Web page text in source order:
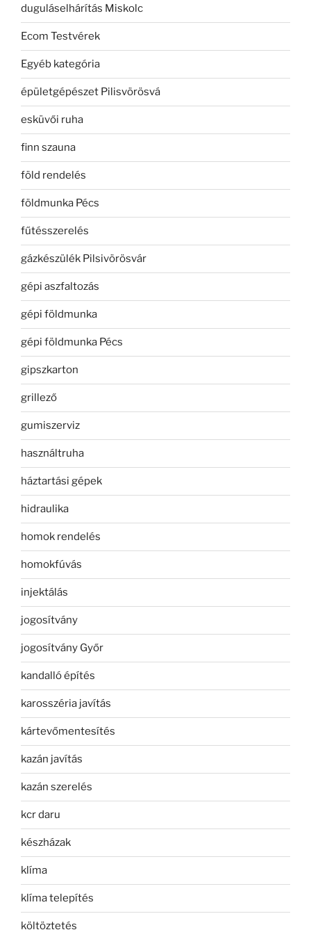
duguláselhárítás Miskolc
Ecom Testvérek
Egyéb kategória
épületgépészet Pilisvörösvá
esküvői ruha
finn szauna
föld rendelés
földmunka Pécs
fűtésszerelés
gázkészülék Pilsivörösvár
gépi aszfaltozás
gépi földmunka
gépi földmunka Pécs
gipszkarton
grillező
gumiszerviz
használtruha
háztartási gépek
hidraulika
homok rendelés
homokfúvás
injektálás
jogosítvány
jogosítvány Győr
kandalló építés
karosszéria javítás
kártevőmentesítés
kazán javítás
kazán szerelés
kcr daru
készházak
klíma
klíma telepítés
költöztetés